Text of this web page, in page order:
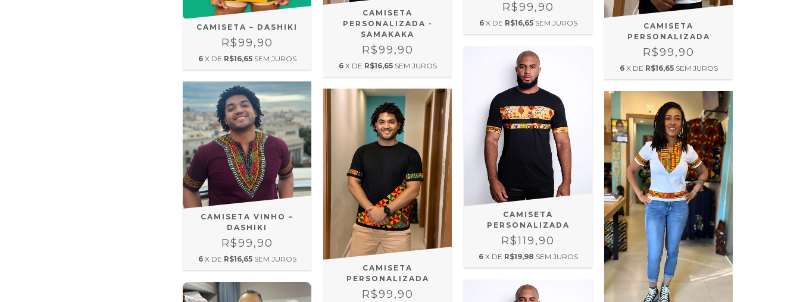
CAMISETA – DASHIKI
R$99,90
6 X DE R$16,65 SEM JUROS
CAMISETA
PERSONALIZADA -
SAMAKAKA
R$99,90
6 X DE R$16,65 SEM JUROS
R$99,90
6 X DE R$16,65 SEM JUROS
CAMISETA
PERSONALIZADA
R$99,90
6 X DE R$16,65 SEM JUROS
CAMISETA VINHO –
DASHIKI
R$99,90
6 X DE R$16,65 SEM JUROS
CAMISETA
PERSONALIZADA
R$99,90
CAMISETA
PERSONALIZADA
R$119,90
6 X DE R$19,98 SEM JUROS